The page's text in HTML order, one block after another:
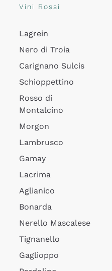
Vini Rossi
Lagrein
Nero di Troia
Carignano Sulcis
Schioppettino
Rosso di
Montalcino
Morgon
Lambrusco
Gamay
Lacrima
Aglianico
Bonarda
Nerello Mascalese
Tignanello
Gaglioppo